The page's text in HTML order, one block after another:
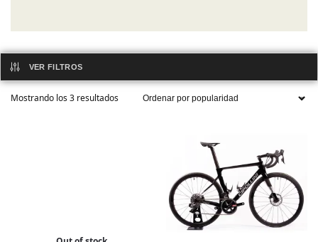
VER FILTROS
Mostrando los 3 resultados